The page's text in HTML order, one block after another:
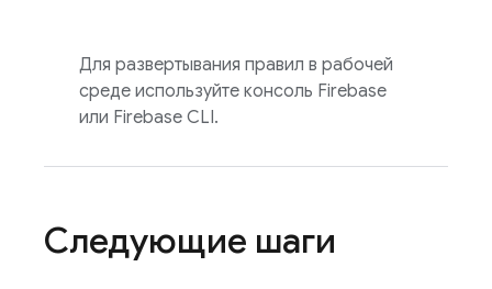
Для развертывания правил в рабочей
среде используйте консоль Firebase
или Firebase CLI.
Следующие шаги